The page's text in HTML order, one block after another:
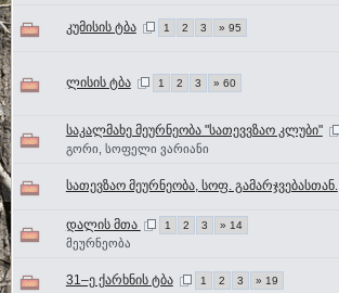
კუმისის ტბა 1 2 3 » 95
ლისის ტბა 1 2 3 » 60
საკალმახე მეურნეობა "სათევვზაო კლუბი"
გორი, სოფელი ვარიანი
სათევზაო მეურნეობა, სოფ. გამარჯვებასთან.
დალის მთა 1 2 3 » 14
მეურნეობა
31–ე ქარხნის ტბა 1 2 3 » 19